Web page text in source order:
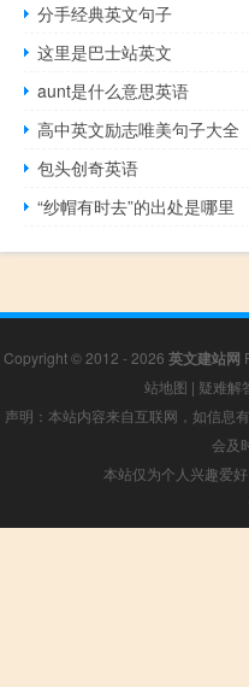
分手经典英文句子
这里是巴士站英文
aunt是什么意思英语
高中英文励志唯美句子大全
包头创奇英语
“纱帽有时去”的出处是哪里
Copyright © 2012 - 2026 英文建站网
站地图 | 疑难解
声明：本站内容来自互联网，如信息
会及
本站仅为个人兴趣爱